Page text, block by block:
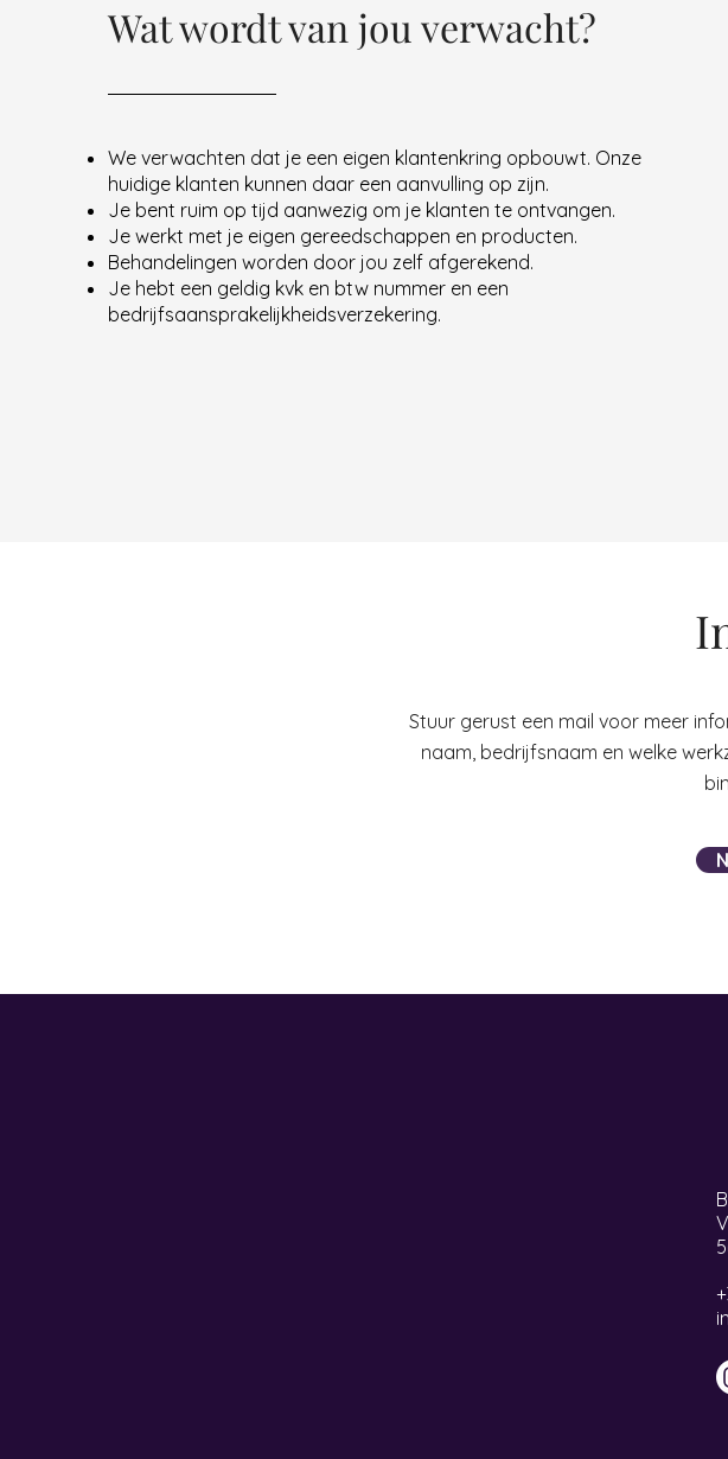
Wat wordt van jou verwacht?
We verwachten dat je een eigen klantenkring opbouwt. Onze
huidige klanten kunnen daar een aanvulling op zijn.
Je bent ruim op tijd aanwezig om je klanten te ontvangen.
Je werkt met je eigen gereedschappen en producten.
Behandelingen worden door jou zelf afgerekend.
Je hebt een geldig kvk en btw nummer en een
bedrijfsaansprakelijkheidsverzekering.
Stuur gerust een mail voor meer
naam, bedrijfsnaam en welke